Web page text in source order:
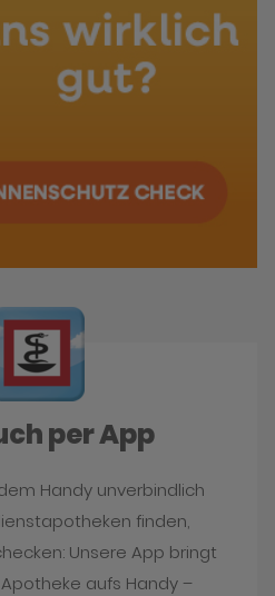
per App
Handy unverbindlich
finden,
Unsere App bringt
aufs Handy –